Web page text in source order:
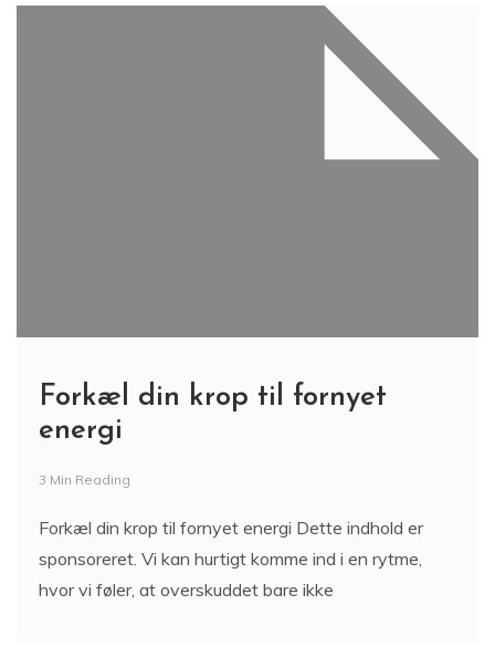
Forkæl din krop til fornyet
energi
3 Min Reading
Forkæl din krop til fornyet energi Dette indhold er
sponsoreret. Vi kan hurtigt komme ind i en rytme,
hvor vi føler, at overskuddet bare ikke